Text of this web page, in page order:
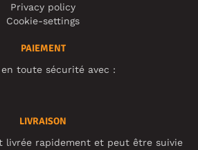
Privacy policy
Cookie-settings
PAIEMENT
en toute sécurité avec :
LIVRAISON
livrée rapidement et peut être suivie